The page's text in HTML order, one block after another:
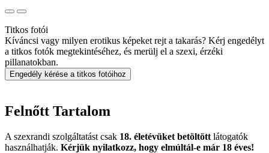
Titkos fotói
Kíváncsi vagy milyen erotikus képeket rejt a takarás? Kérj engedélyt
a titkos fotók megtekintéséhez, és merülj el a szexi, érzéki
pillanatokban.
Engedély kérése a titkos fotóihoz
Felnőtt Tartalom
A szexrandi szolgáltatást csak 18. életévüket betöltött látogatók
használhatják. Kérjük nyilatkozz, hogy elmúltál-e már 18 éves!